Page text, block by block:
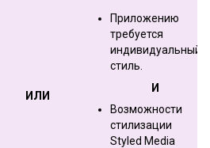
ИЛИ
Приложению
требуется
индивидуальный
стиль.
И
Возможности
стилизации
Styled Media